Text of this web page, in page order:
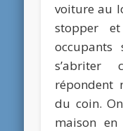
voiture au
stopper
répondent
du coin.
maison